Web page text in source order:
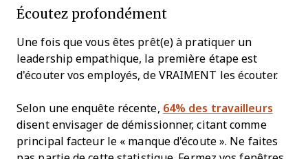
Écoutez profondément
Une fois que vous êtes prêt(e) à pratiquer un
leadership empathique, la première étape est
d'écouter vos employés, de VRAIMENT les écouter.
Selon une enquête récente, 64% des travailleurs
disent envisager de démissionner, citant comme
principal facteur le « manque d'écoute ». Ne faites